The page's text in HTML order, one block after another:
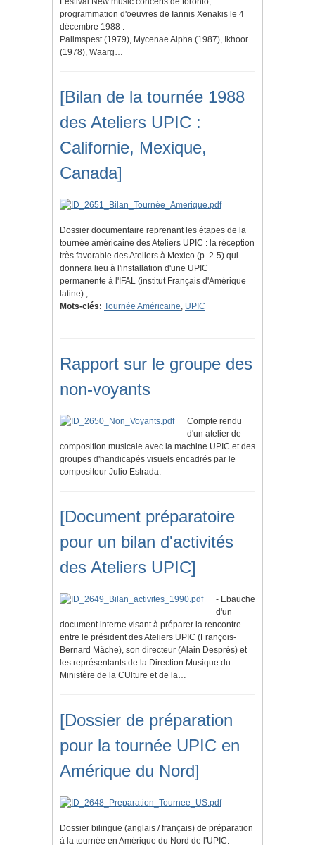
programmation d'oeuvres de Iannis Xenakis le 4
décembre 1988 :
Palimspest (1979), Mycenae Alpha (1987), Ikhoor
(1978), Waarg…
[Bilan de la tournée 1988
des Ateliers UPIC :
Californie, Mexique,
Canada]
Dossier documentaire reprenant les étapes de la
tournée américaine des Ateliers UPIC : la réception
très favorable des Ateliers à Mexico (p. 2-5) qui
donnera lieu à l'installation d'une UPIC
permanente à l'IFAL (institut Français d'Amérique
latine) ;…
Mots-clés: Tournée Américaine, UPIC
Rapport sur le groupe des
non-voyants
Compte rendu
d'un atelier de
composition musicale avec la machine UPIC et des
groupes d'handicapés visuels encadrés par le
compositeur Julio Estrada.
[Document préparatoire
pour un bilan d'activités
des Ateliers UPIC]
- Ebauche
d'un
document interne visant à préparer la rencontre
entre le président des Ateliers UPIC (François-
Bernard Mâche), son directeur (Alain Després) et
les représentants de la Direction Musique du
Ministère de la CUlture et de la…
[Dossier de préparation
pour la tournée UPIC en
Amérique du Nord]
Dossier bilingue (anglais / français) de préparation
à la tournée en Amérique du Nord de l'UPIC.